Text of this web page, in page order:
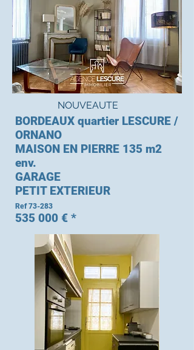
NOUVEAUTE
BORDEAUX quartier LESCURE /
ORNANO
MAISON EN PIERRE 135 m2
env.
GARAGE
PETIT EXTERIEUR
Ref 73-283
535 000 € *